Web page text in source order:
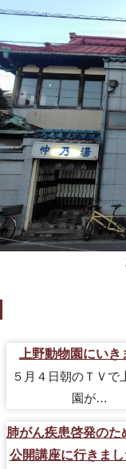
上野動物園にいき
５月４日朝のＴＶで
園が…
肺がん疾患啓発のた
公開講座に行きま